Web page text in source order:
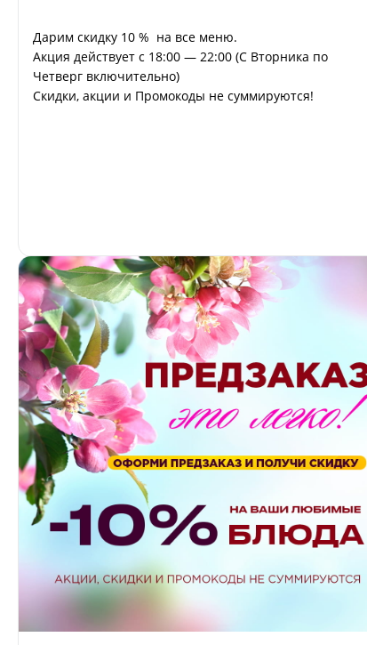
Дарим скидку 10 % на все меню.
Акция действует с 18:00 — 22:00 (С Вторника по
Четверг включительно)
Скидки, акции и Промокоды не суммируются!